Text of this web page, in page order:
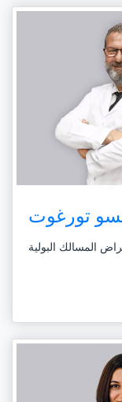
تورغوت
المسالك البولية